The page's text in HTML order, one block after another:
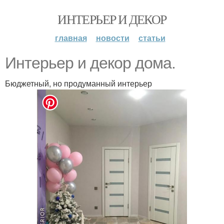
ИНТЕРЬЕР И ДЕКОР
главная новости статьи
Интерьер и декор дома.
Бюджетный, но продуманный интерьер